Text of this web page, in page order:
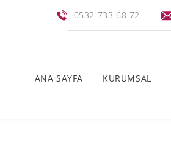
0532 733 68 72
ANA SAYFA KURUMSAL